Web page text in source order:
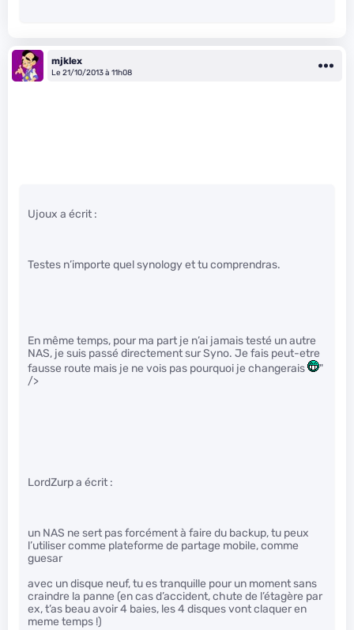
mjklex
Le 21/10/2013 à 11h08
Ujoux a écrit :
Testes n’importe quel synology et tu comprendras.
En même temps, pour ma part je n’ai jamais testé un autre
NAS, je suis passé directement sur Syno. Je fais peut-etre
fausse route mais je ne vois pas pourquoi je changerais
"
/>
LordZurp a écrit :
un NAS ne sert pas forcément à faire du backup, tu peux
l’utiliser comme plateforme de partage mobile, comme
guesar
avec un disque neuf, tu es tranquille pour un moment sans
craindre la panne (en cas d’accident, chute de l’étagère par
ex, t’as beau avoir 4 baies, les 4 disques vont claquer en
meme temps !)